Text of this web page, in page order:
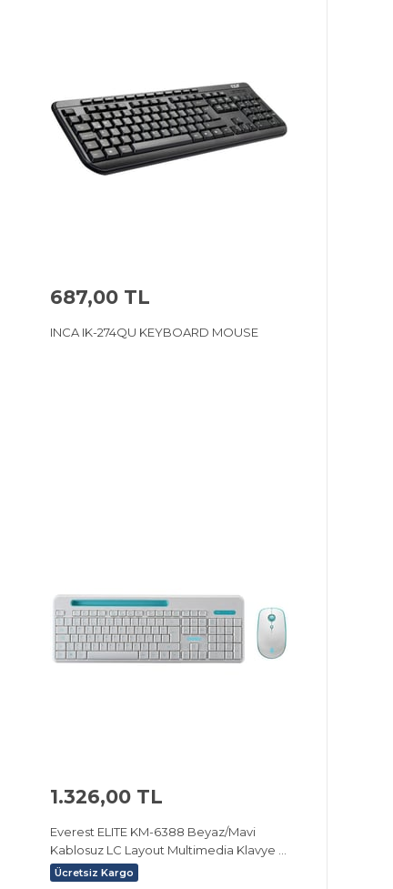
687,00 TL
INCA IK-274QU KEYBOARD MOUSE
1.326,00 TL
Everest ELITE KM-6388 Beyaz/Mavi
Kablosuz LC Layout Multimedia Klavye +
Mouse Set
Ücretsiz Kargo